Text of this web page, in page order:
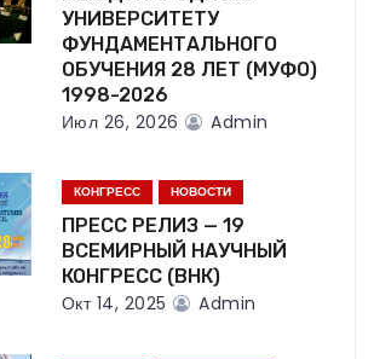
УНИВЕРСИТЕТУ
ФУНДАМЕНТАЛЬНОГО
ОБУЧЕНИЯ 28 ЛЕТ (МУФО)
1998-2026
Июл 26, 2026 Admin
КОНГРЕСС НОВОСТИ
ПРЕСС РЕЛИЗ — 19
ВСЕМИРНЫЙ НАУЧНЫЙ
КОНГРЕСС (ВНК)
Окт 14, 2025 Admin